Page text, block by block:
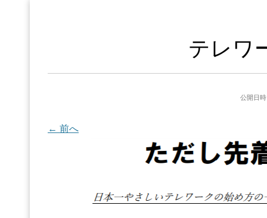
テレワ
公開日
← 前へ